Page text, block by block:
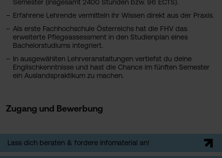
Semester (insgesamt 2400 Stunden bzw. 96 ECTS).
Erfahrene Lehrende vermitteln ihr Wissen direkt aus der Praxis.
Als erste Fachhochschule Österreichs hat die FHV das
erweiterte Pflegeassessment in den Studienplan eines
Bachelorstudiums integriert.
In ausgewählten Lehrveranstaltungen vertiefst du deine
Englischkenntnisse und hast die Chance im fünften Semester
ein Auslandspraktikum zu machen.
Zugang und Bewerbung
Lass dich beraten & fordere Infomaterial an!